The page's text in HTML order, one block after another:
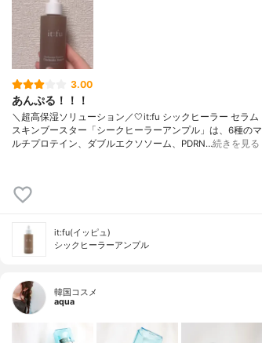
3.00
あんぷる！！！
＼超高保湿ソリューション／🤍it:fu シックヒーラー セラム
スキンブースター「シークヒーラーアンプル」は、6種のマ
ルチプロテイン、ダブルエクソソーム、PDRN…続きを見る
it:fu(イッピュ)
シックヒーラーアンプル
韓国コスメ
aqua